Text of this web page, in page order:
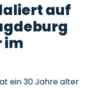
auf
im
ein 30 Jahre alter